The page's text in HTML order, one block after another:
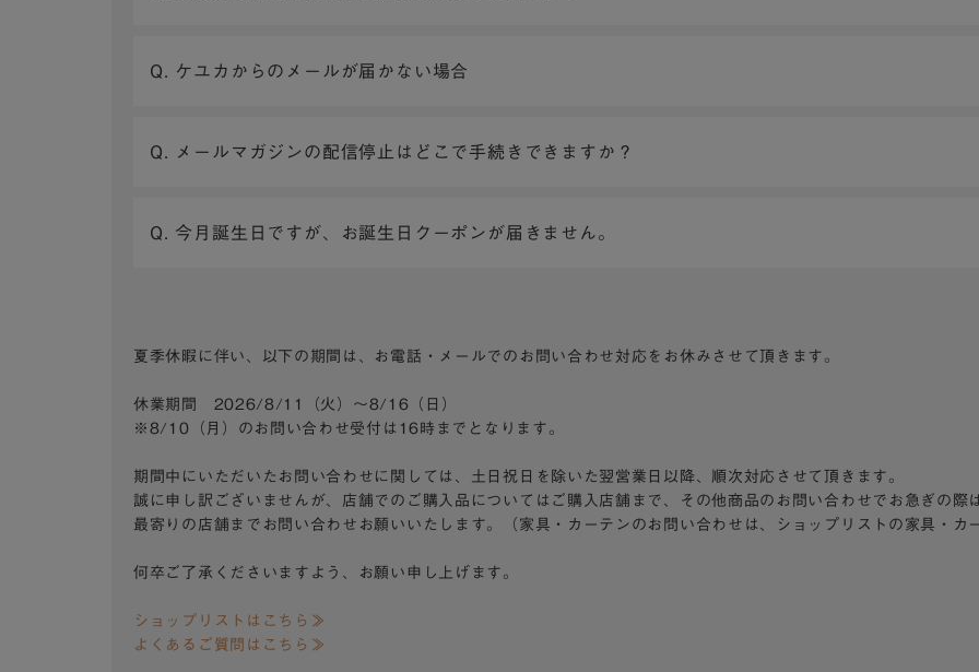
Q. ケユカからのメールが届かない場合
Q. メールマガジンの配信停止はどこで手続きできますか？
Q. 今月誕生日ですが、お誕生日クーポンが届きません。
夏季休暇に伴い、以下の期間は、お電話・メールでのお問い合わせ対応をお休みさせて頂きます。
休業期間 2026/8/11（火）～8/16（日）
※8/10（月）のお問い合わせ受付は16時までとなります。
期間中にいただいたお問い合わせに関しては、土日祝日を除いた翌営業日以降、順次対応させて頂きます。
誠に申し訳ございませんが、店舗でのご購入品についてはご購入店舗まで、その他商品のお問い合わせでお急ぎの際
最寄りの店舗までお問い合わせお願いいたします。（家具・カーテンのお問い合わせは、ショップリストの家具・カ
何卒ご了承くださいますよう、お願い申し上げます。
ショップリストはこちら≫
よくあるご質問はこちら≫